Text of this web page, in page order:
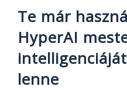
Te már
HyperAI
lenne